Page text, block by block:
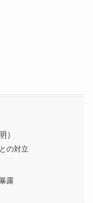
）
の対立
露